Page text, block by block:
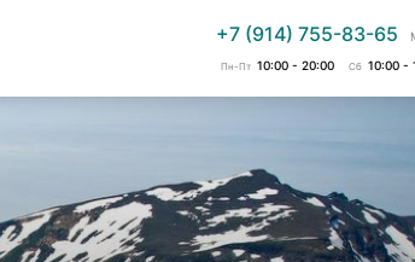
+7 (914) 755-83-65
Пн-Пт 10:00 - 20:00 Сб 10:00 -